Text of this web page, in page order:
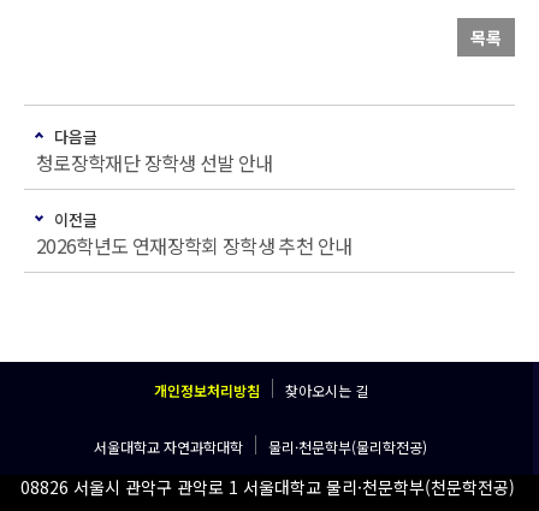
목록
다음글
청로장학재단 장학생 선발 안내
이전글
2026학년도 연재장학회 장학생 추천 안내
개인정보처리방침 찾아오시는 길
서울대학교 자연과학대학 물리·천문학부(물리학전공)
08826 서울시 관악구 관악로 1 서울대학교 물리·천문학부(천문학전공)